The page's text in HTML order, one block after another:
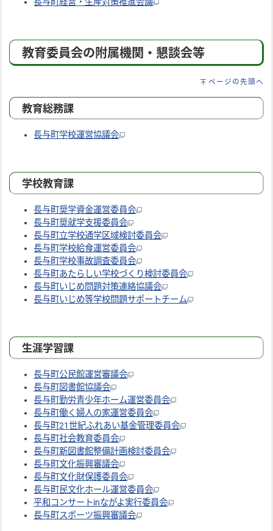
長与町経営・生産対策推進会議
教育委員会の附属機関・懇談会等
ページの先頭へ
教育総務課
長与町学校運営協議会
学校教育課
長与町奨学資金運営委員会
長与町奨就学支援委員会
長与町立学校通学区域検討委員会
長与町学校給食運営委員会
長与町学校事故調査委員会
長与町あたらしい学校づくり検討委員会
長与町いじめ問題対策連絡協議会
長与町いじめ等学校問題サポートチーム
生涯学習課
長与町公民館運営審議会
長与町図書館協議会
長与町勤労青少年ホーム運営委員会
長与町働く婦人の家運営委員会
長与町21世紀ふれあい基金管理委員会
長与町社会教育委員会
長与町新図書館整備計画検討委員会
長与町文化振興審議会
長与町文化財保護委員会
長与町民文化ホール運営委員会
平和コンサートinながよ実行委員会
長与町スポーツ振興審議会